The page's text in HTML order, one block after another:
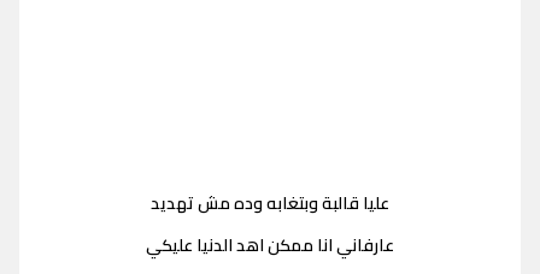
عليا قالبة وبتغابه وده مش تهديد
عارفاني انا ممكن اهد الدنيا عليكي